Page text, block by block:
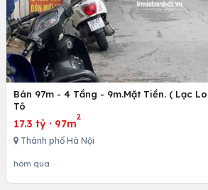
Bán 97m - 4 Tầng - 9m.Mặt Tiền. ( Lạc
Tô
17.3 tỷ · 97m
2
Thành phố Hà Nội
hôm qua